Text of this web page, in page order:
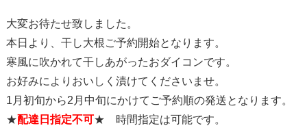
大変お待たせ致しました。
本日より、干し大根ご予約開始となります。
寒風に吹かれて干しあがったおダイコンです。
お好みによりおいしく漬けてくださいませ。
1月初旬から2月中旬にかけてご予約順の発送となります。
★配達日指定不可★ 時間指定は可能です。